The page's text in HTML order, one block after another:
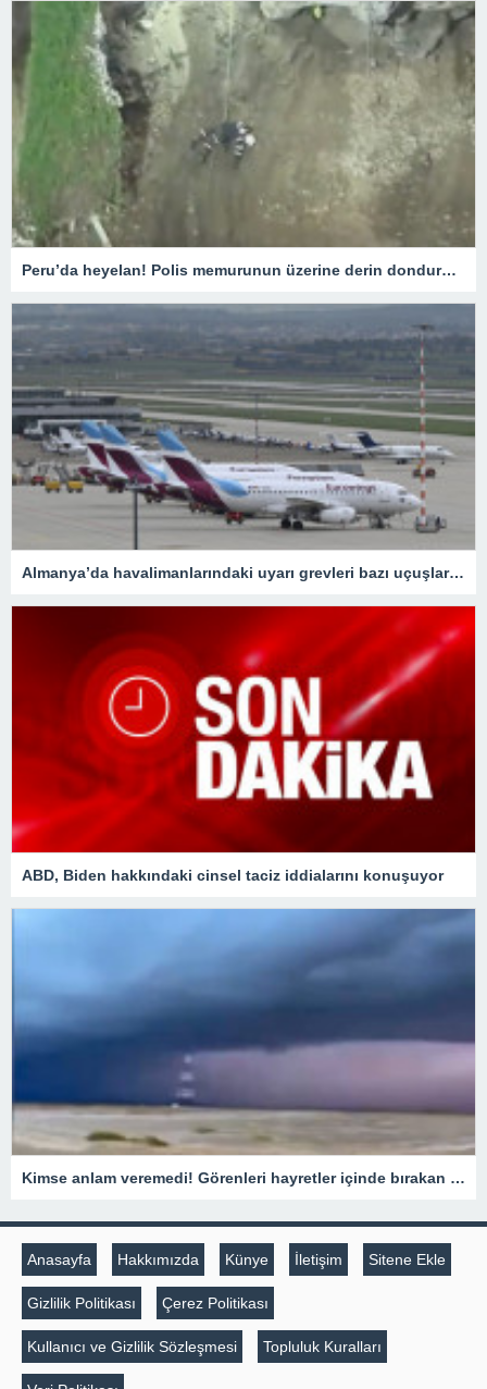
Peru’da heyelan! Polis memurunun üzerine derin dondurucu düştü
Almanya’da havalimanlarındaki uyarı grevleri bazı uçuşlarda gecikmelere neden oluyor
ABD, Biden hakkındaki cinsel taciz iddialarını konuşuyor
Kimse anlam veremedi! Görenleri hayretler içinde bırakan SIRA DIŞI görüntü
Anasayfa Hakkımızda Künye İletişim Sitene Ekle
Gizlilik Politikası Çerez Politikası
Kullanıcı ve Gizlilik Sözleşmesi Topluluk Kuralları